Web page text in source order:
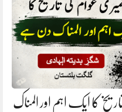
کی تاریخ کا ایک اہم اور المناک